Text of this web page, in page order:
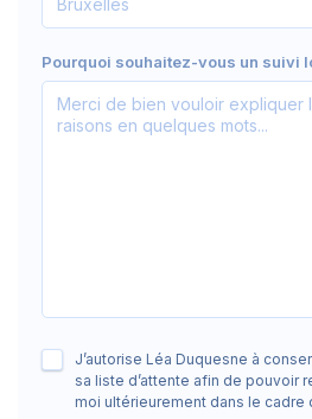
Pourquoi souhaitez-vous un suivi
J’autorise Léa Duquesne à
sa liste d’attente afin de pouvoir
moi ultérieurement dans le cadre